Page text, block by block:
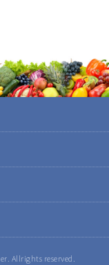
Allrights reserved.